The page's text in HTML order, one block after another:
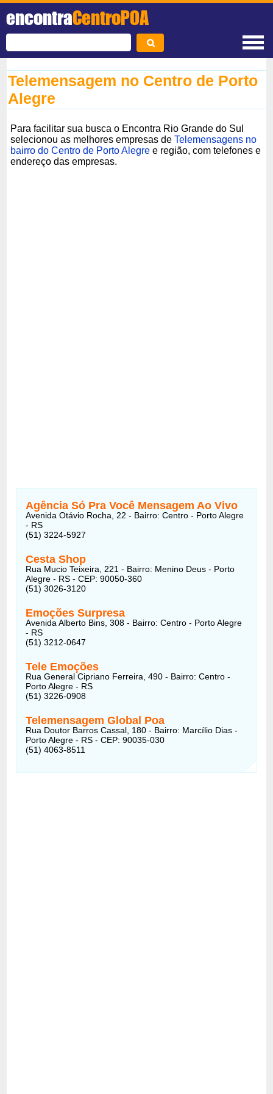
encontraCentroPOA
Telemensagem no Centro de Porto
Alegre
Para facilitar sua busca o Encontra Rio Grande do Sul
selecionou as melhores empresas deTelemensagens no
bairro do Centro de Porto Alegre e região, com telefones e
endereço das empresas.
Agência Só Pra Você Mensagem Ao Vivo
Avenida Otávio Rocha, 22 - Bairro: Centro - Porto Alegre
- RS
(51) 3224-5927
Cesta Shop
Rua Mucio Teixeira, 221 - Bairro: Menino Deus - Porto
Alegre - RS - CEP: 90050-360
(51) 3026-3120
Emoções Surpresa
Avenida Alberto Bins, 308 - Bairro: Centro - Porto Alegre
- RS
(51) 3212-0647
Tele Emoções
Rua General Cipriano Ferreira, 490 - Bairro: Centro -
Porto Alegre - RS
(51) 3226-0908
Telemensagem Global Poa
Rua Doutor Barros Cassal, 180 - Bairro: Marcílio Dias -
Porto Alegre - RS - CEP: 90035-030
(51) 4063-8511